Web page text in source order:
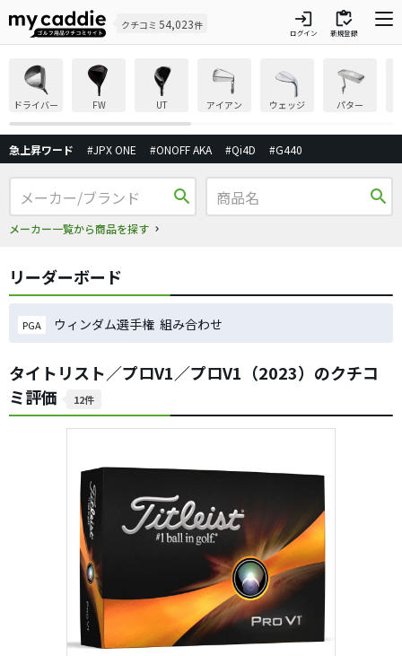
クチコミ 54,023件 login
ログイン
inventory
新規登録
ドライバー FW UT アイアン ウェッジ パター
急上昇ワード #JPX ONE #ONOFF AKA #Qi4D #G440
search
メーカー一覧から商品を探す
search
リーダーボード
PGA ウィンダム選手権 組み合わせ
タイトリスト／プロV1／プロV1（2023）のクチコ
ミ評価
12件